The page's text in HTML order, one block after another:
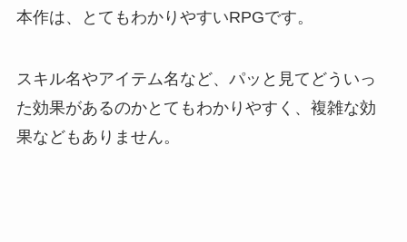
本作は、 とてもわかりやすいRPGです。
スキル名やアイテム名など、パッと見てどういっ
た効果があるのかとてもわかりやすく、複雑な効
果などもありません。